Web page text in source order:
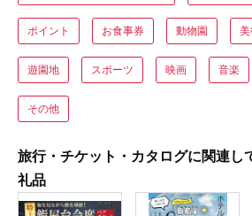
ポイント お食事券 動物園
遊園地 スポーツ 映画 音楽
その他
旅行・チケット・カタログに関連し
礼品